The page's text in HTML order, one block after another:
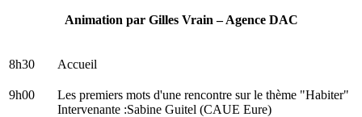
Animation par Gilles Vrain – Agence DAC
8h30 Accueil
9h00
Les premiers mots d'une rencontre sur le thème "Habiter"
Intervenante :Sabine Guitel (CAUE Eure)